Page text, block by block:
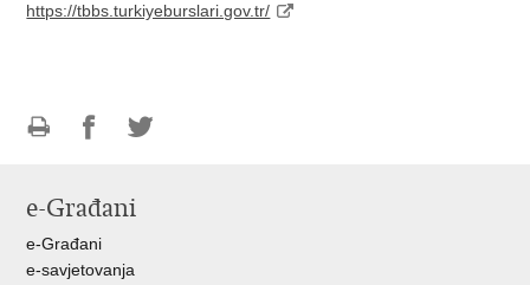
https://tbbs.turkiyeburslari.gov.tr/
FacebookuTwitteru
e-Građani
e-Građani
e-savjetovanja